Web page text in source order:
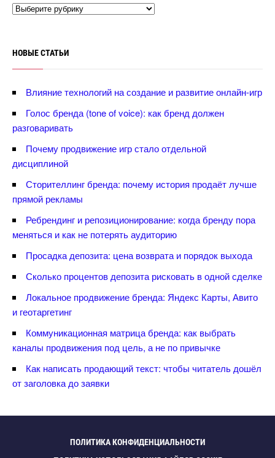
НОВЫЕ СТАТЬИ
лияние технологий на создание и развитие онлайн-игр
Голос бренда (tone of voice): как бренд должен
разговаривать
Почему продвижение игр стало отдельной
дисциплиной
Сторителлинг бренда: почему история продаёт лучше
прямой рекламы
Ребрендинг и репозиционирование: когда бренду пора
меняться и как не потерять аудиторию
Просадка депозита: цена возврата и порядок выхода
Сколько процентов депозита рисковать в одной сделке
Локальное продвижение бренда: Яндекс Карты, Авито
и геотаргетин
Коммуникационная матрица бренда: как выбрать
каналы продвижения под цель, а не по привычке
Как написать продающий текст: чтобы читатель дошёл
от заголовка до заявки
ПОЛИТИКА КОНФИДЕНЦИАЛЬНОСТИ